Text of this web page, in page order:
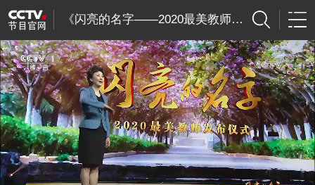
《闪亮的名字——2020最美教师》发布仪式